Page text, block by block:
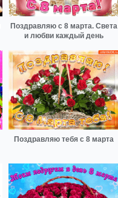
Поздравляю с 8 марта. Света
и любви каждый день
Поздравляю тебя с 8 марта